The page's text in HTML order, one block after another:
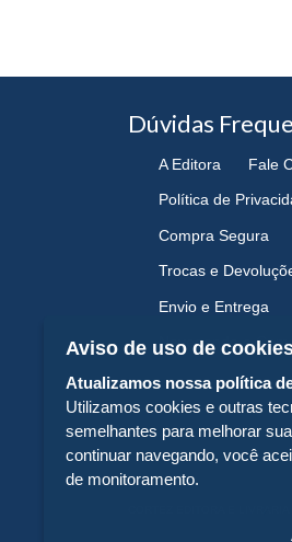
Dúvidas
A Editora Fale
Política de
Compra Segura
Trocas e
Envio e Entrega
Navegando e
CORTEZ EDITORA E
Aviso de uso de
Atualizamos nossa política
Utilizamos cookies e outras
semelhantes para melhorar
continuar navegando, você
de monitoramento.